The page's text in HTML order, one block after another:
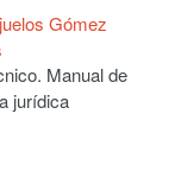
Gómez
Manual de
jurídica